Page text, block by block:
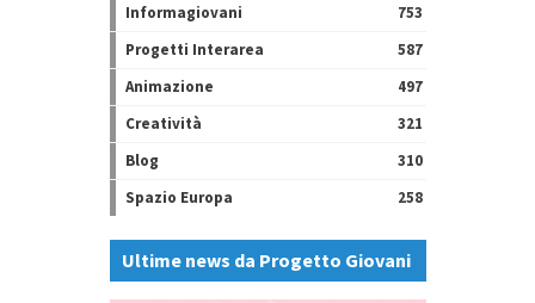
Informagiovani
753
Progetti Interarea
587
Animazione
497
Creatività
321
Blog
310
Spazio Europa
258
Ultime news da Progetto Giovani